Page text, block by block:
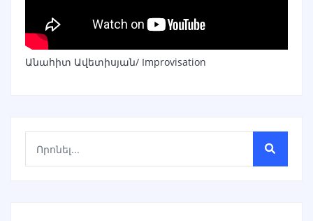
Անահիտ Ավետիսյան/ Improvisation